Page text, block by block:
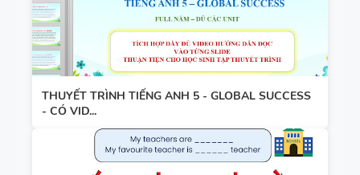
THUYẾT TRÌNH TIẾNG ANH 5 - GLOBAL SUCCESS
- CÓ VID...